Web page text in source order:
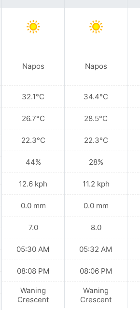
Napos
32.1°C
26.7°C
22.3°C
44%
12.6 kph
0.0 mm
7.0
05:30 AM
08:08 PM
Waning
Crescent
Napos
34.4°C
28.5°C
22.3°C
28%
11.2 kph
0.0 mm
8.0
05:32 AM
08:06 PM
Waning
Crescent